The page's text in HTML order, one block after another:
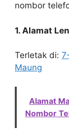
nombor
1. Alamat
Terletak di:
Maung
Alamat
Nombor